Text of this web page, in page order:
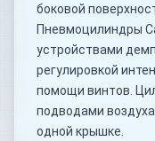
боковой
Пневмоцилиндры
устройствами
регулировкой
помощи винтов.
подводами
одной крышке.